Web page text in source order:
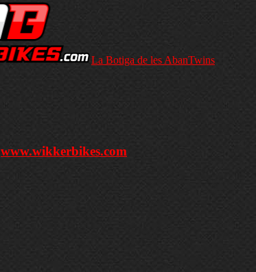
La Botiga de les AbanTwins
www.wikkerbikes.com